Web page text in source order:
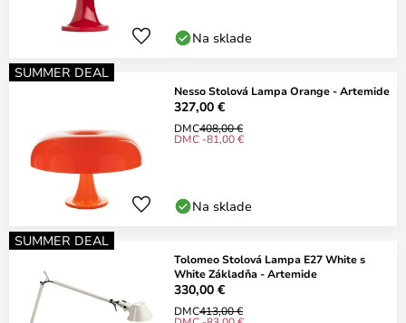
Na sklade
SUMMER DEAL
Nesso Stolová Lampa Orange - Artemide
327,00 €
DMC408,00 €
DMC -81,00 €
Na sklade
SUMMER DEAL
Tolomeo Stolová Lampa E27 White s
White Základňa - Artemide
330,00 €
DMC413,00 €